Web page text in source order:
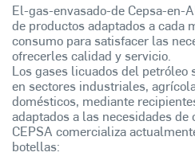
El-gas-envasado-de Cepsa-en-
de productos adaptados a cada
consumo para satisfacer las
ofrecerles calidad y servicio.
Los gases licuados del
en sectores industriales,
domésticos, mediante
adaptados a las necesidades de
CEPSA comercializa
botellas: